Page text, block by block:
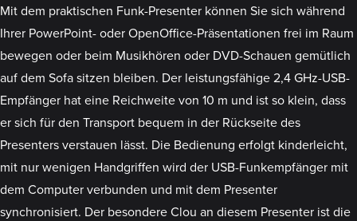
Mit dem praktischen Funk-Presenter können Sie sich während
Ihrer PowerPoint- oder OpenOffice-Präsentationen frei im Raum
bewegen oder beim Musikhören oder DVD-Schauen gemütlich
auf dem Sofa sitzen bleiben. Der leistungsfähige 2,4 GHz-USB-
Empfänger hat eine Reichweite von 10 m und ist so klein, dass
er sich für den Transport bequem in der Rückseite des
Presenters verstauen lässt. Die Bedienung erfolgt kinderleicht,
mit nur wenigen Handgriffen wird der USB-Funkempfänger mit
dem Computer verbunden und mit dem Presenter
synchronisiert. Der besondere Clou an diesem Presenter ist die